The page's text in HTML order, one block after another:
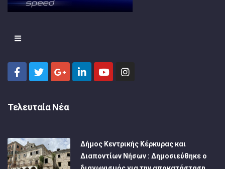
Τελευταία Νέα
Δήμος Κεντρικής Κέρκυρας και
Διαποντίων Νήσων : Δημοσιεύθηκε ο